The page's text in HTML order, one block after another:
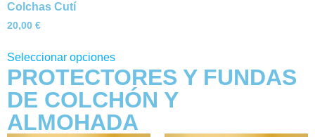
Colchas Cutí
20,00 €
Seleccionar opciones
PROTECTORES Y FUNDAS
DE COLCHÓN Y
ALMOHADA